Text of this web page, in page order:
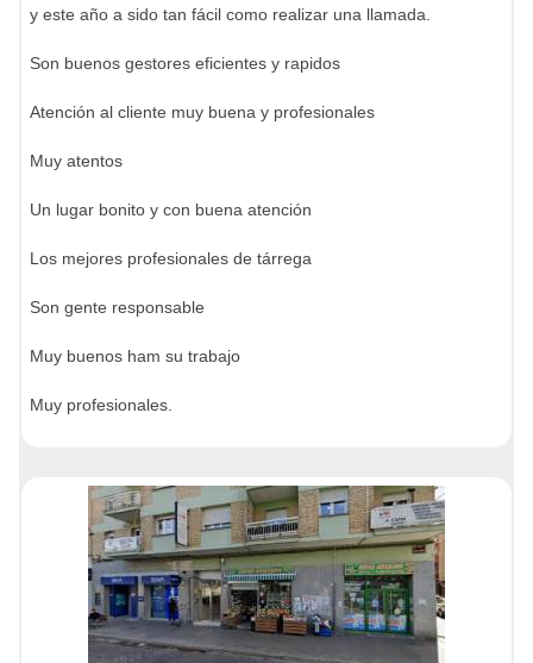
y este año a sido tan fácil como realizar una llamada.
Son buenos gestores eficientes y rapidos
Atención al cliente muy buena y profesionales
Muy atentos
Un lugar bonito y con buena atención
Los mejores profesionales de tárrega
Son gente responsable
Muy buenos ham su trabajo
Muy profesionales.